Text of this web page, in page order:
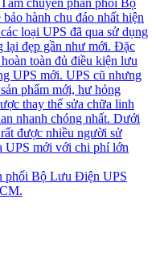
hành chu đáo nhất hiện
loại UPS đã qua sử dụng
lại đẹp gần như mới. Đặc
toàn đủ điều kiện lưu
UPS mới. UPS cũ nhưng
phẩm mới, hư hỏng
thay thế sửa chữa linh
nhanh chóng nhất. Dưới
được nhiều người sử
UPS mới với chi phí lớn
phối Bộ Lưu Điện UPS